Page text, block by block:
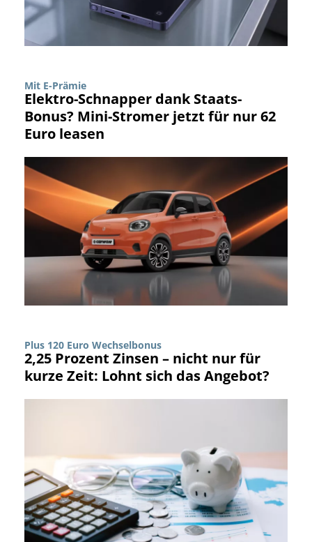
Mit E-Prämie
Elektro-Schnapper dank Staats-
Bonus? Mini-Stromer jetzt für nur 62
Euro leasen
Plus 120 Euro Wechselbonus
2,25 Prozent Zinsen – nicht nur für
kurze Zeit: Lohnt sich das Angebot?